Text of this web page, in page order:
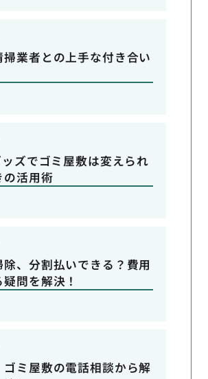
掃業者との上手な付き合い
ズでゴミ屋敷は変えられ
の活用術
、分割払いできる？費用
問を解決！
ゴミ屋敷の電話相談から解